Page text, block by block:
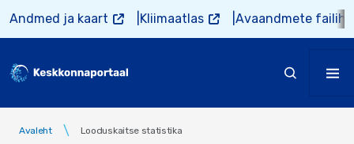
Liigu edasi põhisisu juurde
Andmed ja kaart Kliimaatlas Avaandmete
Avaleht Looduskaitse statistika